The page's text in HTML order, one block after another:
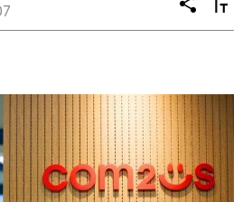
공
유
텍
스